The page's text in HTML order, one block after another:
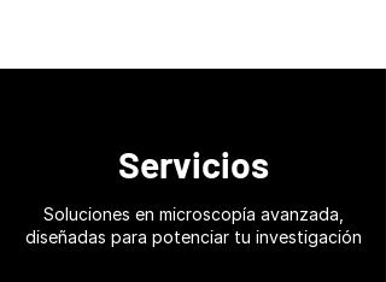
Servicios
Soluciones en microscopía avanzada,
diseñadas para potenciar tu investigación